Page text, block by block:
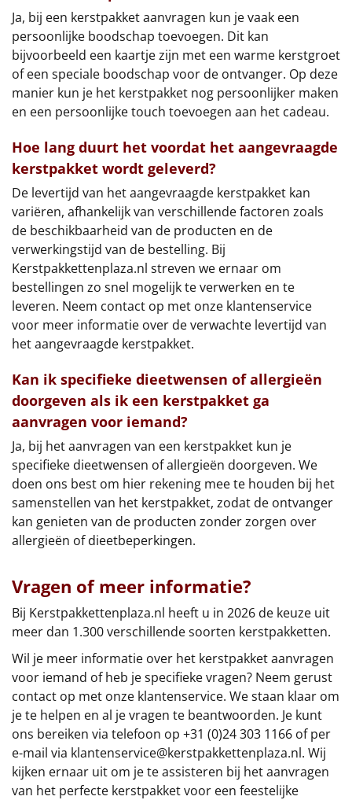
Ja, bij een kerstpakket aanvragen kun je vaak een
persoonlijke boodschap toevoegen. Dit kan
bijvoorbeeld een kaartje zijn met een warme kerstgroet
of een speciale boodschap voor de ontvanger. Op deze
manier kun je het kerstpakket nog persoonlijker maken
en een persoonlijke touch toevoegen aan het cadeau.
Hoe lang duurt het voordat het aangevraagde
kerstpakket wordt geleverd?
De levertijd van het aangevraagde kerstpakket kan
variëren, afhankelijk van verschillende factoren zoals
de beschikbaarheid van de producten en de
verwerkingstijd van de bestelling. Bij
Kerstpakkettenplaza.nl streven we ernaar om
bestellingen zo snel mogelijk te verwerken en te
leveren. Neem contact op met onze klantenservice
voor meer informatie over de verwachte levertijd van
het aangevraagde kerstpakket.
Kan ik specifieke dieetwensen of allergieën
doorgeven als ik een kerstpakket ga
aanvragen voor iemand?
Ja, bij het aanvragen van een kerstpakket kun je
specifieke dieetwensen of allergieën doorgeven. We
doen ons best om hier rekening mee te houden bij het
samenstellen van het kerstpakket, zodat de ontvanger
kan genieten van de producten zonder zorgen over
allergieën of dieetbeperkingen.
Vragen of meer informatie?
Bij Kerstpakkettenplaza.nl heeft u in 2026 de keuze uit
meer dan 1.300 verschillende soorten kerstpakketten.
Wil je meer informatie over het kerstpakket aanvragen
voor iemand of heb je specifieke vragen? Neem gerust
contact op met onze klantenservice. We staan klaar om
je te helpen en al je vragen te beantwoorden. Je kunt
ons bereiken via telefoon op +31 (0)24 303 1166 of per
e-mail via klantenservice@kerstpakkettenplaza.nl. Wij
kijken ernaar uit om je te assisteren bij het aanvragen
van het perfecte kerstpakket voor een feestelijke